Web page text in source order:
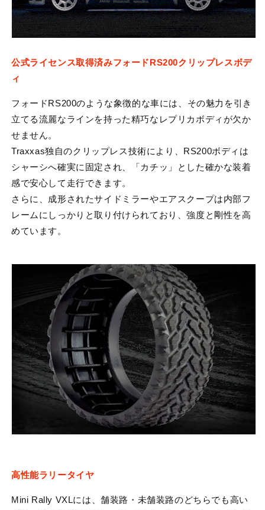
公式ライセンス取得済みフォードRS200クリップレスボデ
ィ
フォードRS200のような象徴的な車には、その魅力を引き
立てる流麗なラインを持った精巧なレプリカボディが欠か
せません。
Traxxas独自のクリップレス技術により、RS200ボディは
シャーシへ確実に固定され、「カチッ」とした確かな装着
感で安心して走行できます。
さらに、成形されたサイドミラーやエアスクープは内部フ
レームにしっかりと取り付けられており、強度と剛性を高
めています。
高性能ラリータイヤ
Mini Rally VXLには、舗装路・未舗装路のどちらでも高い